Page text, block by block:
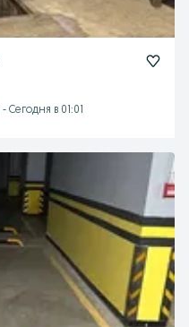
- Сегодня в 01:01